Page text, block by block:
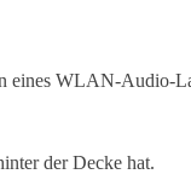
WLAN-Audio-
der Decke hat.